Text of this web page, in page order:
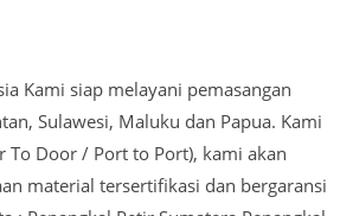
Kami siap melayani pemasangan
Sulawesi, Maluku dan Papua. Kami
Door / Port to Port), kami akan
material tersertifikasi dan bergaransi